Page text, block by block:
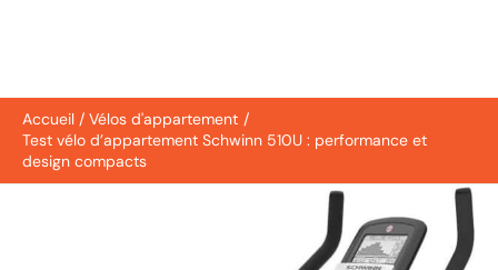
Accueil
Vélos d'appartement
Test vélo d’appartement Schwinn 510U : performance et
design compacts